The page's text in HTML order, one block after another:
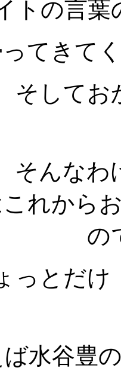
トの言葉
ってきて
そしてお
わけで
これから
の
っとだけ
水谷豊